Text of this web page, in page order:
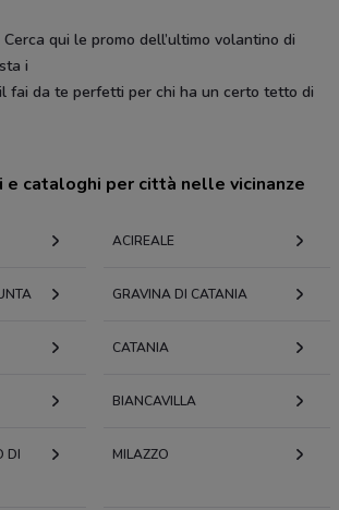
qui le promo dell’ultimo volantino di
i
fai da te perfetti per chi ha un certo tetto di
cataloghi per città nelle vicinanze
ACIREALE
GRAVINA DI CATANIA
CATANIA
BIANCAVILLA
DI
MILAZZO